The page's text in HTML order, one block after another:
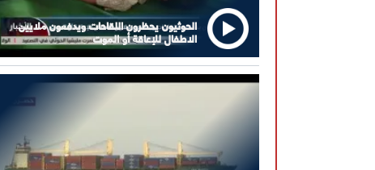
الحوثيون يحظرون اللقاحات ويدفعون ملايين
الاطفال للإعاقة أو الموت